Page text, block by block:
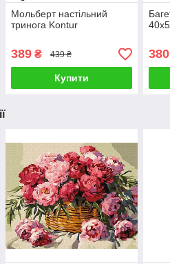
Мольберт настільний
тринога Kontur
389₴ 439 ₴
Купити
380